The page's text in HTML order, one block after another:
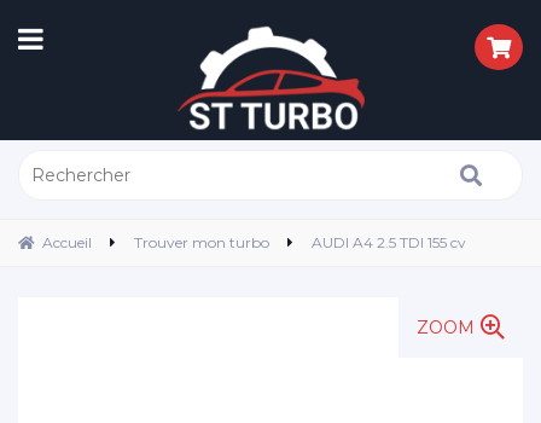
Accueil Trouver mon turbo AUDI A4 2.5 TDI 155 cv
ZOOM